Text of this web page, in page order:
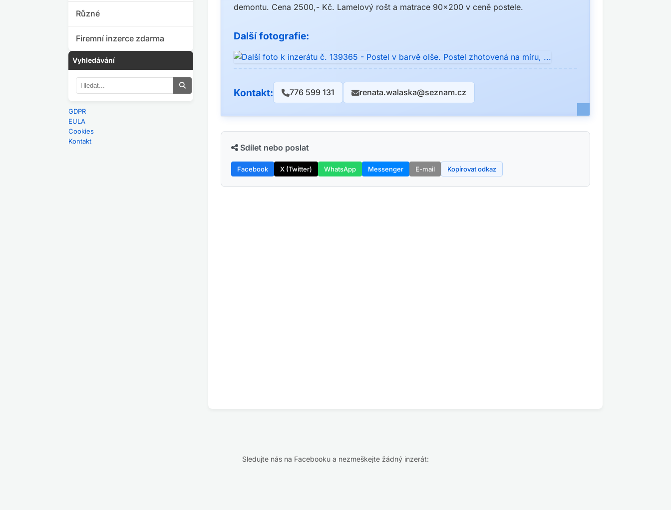
Různé
Firemní inzerce zdarma
Vyhledávání
GDPR
EULA
Cookies
Kontakt
demontu. Cena 2500,- Kč. Lamelový rošt a matrace 90x200 v ceně postele.
Další fotografie:
Kontakt: 776 599 131 renata.walaska@seznam.cz
Sdílet nebo poslat
Facebook X (Twitter) WhatsApp Messenger E-mail Kopírovat odkaz
Sledujte nás na Facebooku a nezmeškejte žádný inzerát: